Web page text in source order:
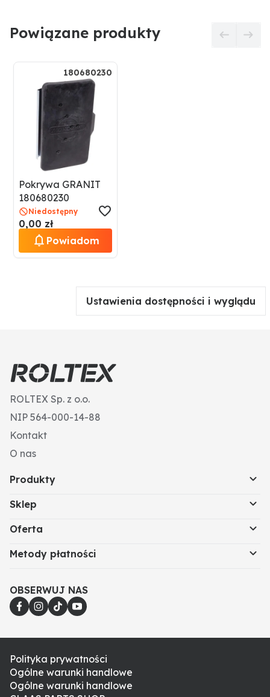
Powiązane produkty
180680230
Pokrywa GRANIT
180680230
Niedostępny
0,00 zł
Powiadom
Ustawienia dostępności i wyglądu
ROLTEX Sp. z o.o.
NIP 564-000-14-88
Kontakt
O nas
Produkty
Sklep
Oferta
Metody płatności
OBSERWUJ NAS
Polityka prywatności
Ogólne warunki handlowe
Ogólne warunki handlowe